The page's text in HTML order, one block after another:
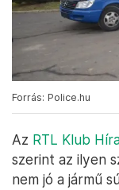
Forrás: Police.hu
Az RTL Klub
szerint az ilyen
nem jó a jármű